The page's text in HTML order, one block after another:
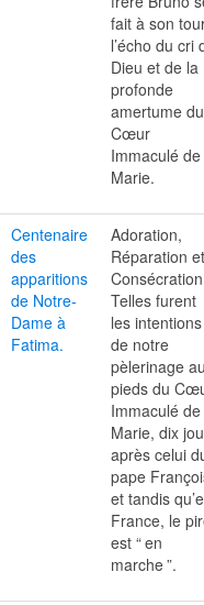
fait à son
l’écho du cri
Dieu et de la
profonde
amertume du
Cœur
Immaculé de
Marie.
Centenaire
des
apparitions
de Notre-
Dame à
Fatima.
Adoration,
Réparation et
Telles furent
les intentions
de notre
pèlerinage
pieds du
Immaculé de
Marie, dix
après celui
pape
et tandis
France, le
est “en
marche”.